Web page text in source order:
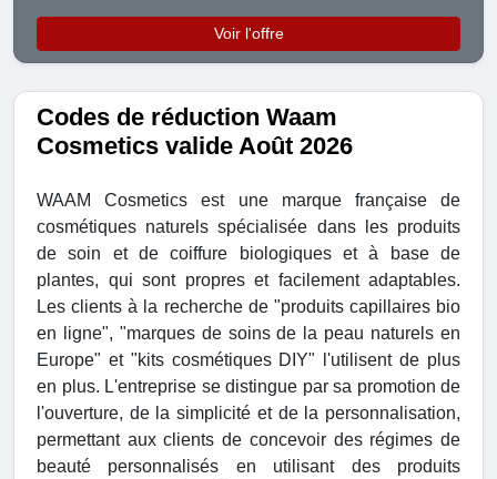
Voir l'offre
Codes de réduction Waam
Cosmetics valide Août 2026
WAAM Cosmetics est une marque française de
cosmétiques naturels spécialisée dans les produits
de soin et de coiffure biologiques et à base de
plantes, qui sont propres et facilement adaptables.
Les clients à la recherche de "produits capillaires bio
en ligne", "marques de soins de la peau naturels en
Europe" et "kits cosmétiques DIY" l'utilisent de plus
en plus. L'entreprise se distingue par sa promotion de
l'ouverture, de la simplicité et de la personnalisation,
permettant aux clients de concevoir des régimes de
beauté personnalisés en utilisant des produits